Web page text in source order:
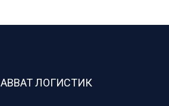
АВВАТ ЛОГИСТИК